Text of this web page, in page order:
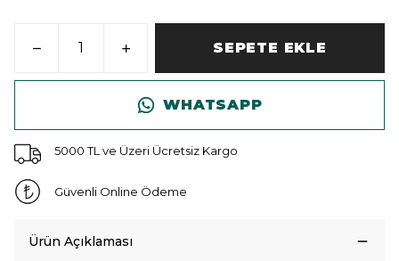
SEPETE EKLE
WHATSAPP
5000 TL ve Üzeri Ücretsiz Kargo
Güvenli Online Ödeme
Ürün Açıklaması